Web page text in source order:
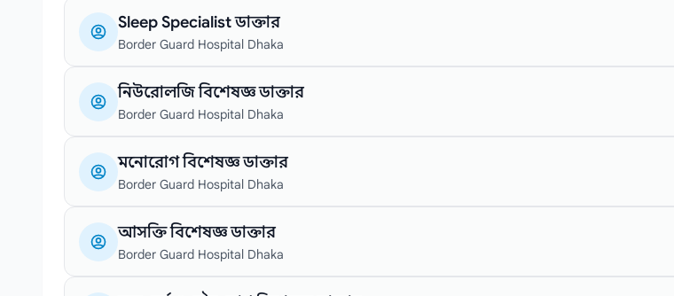
Sleep Specialist ডাক্তার
Border Guard Hospital Dhaka
নিউরোলজি বিশেষজ্ঞ ডাক্তার
Border Guard Hospital Dhaka
মনোরোগ বিশেষজ্ঞ ডাক্তার
Border Guard Hospital Dhaka
আসক্তি বিশেষজ্ঞ ডাক্তার
Border Guard Hospital Dhaka